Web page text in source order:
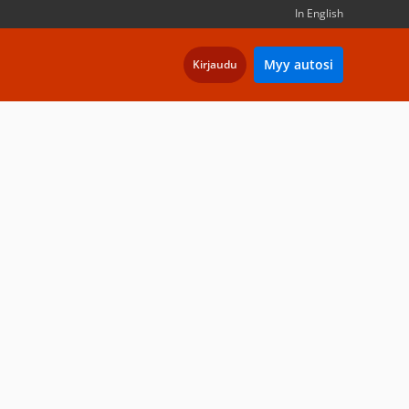
In English
Kirjaudu Myy autosi